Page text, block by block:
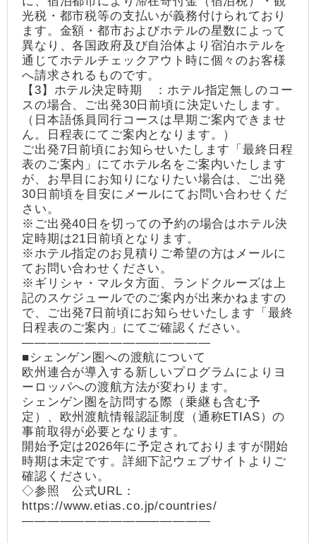
光税・都市税等の支払いが義務付けられており
ます。金額・都市およびホテルの星数によって
異なり、各国政府及び自治体より宿泊ホテルを
通じてホテルチェックアウト時に個々のお客様
へ請求されるものです。
【3】ホテル決定時期 ：ホテル指定無しのコー
スの場合、ご出発30日前頃に決定いたします。
（日本語係員同行コースは早期ご案内できませ
ん。日程表にてご案内となります。）
ご出発7日前頃にお知らせいたします「最終日程
表のご案内」にてホテル名をご案内いたします
が、お早目にお知りになりたい場合は、ご出発
30日前頃を目安にメールにてお問い合わせくだ
さい。
※ご出発40日を切っての予約の場合はホテル決
定時期は21日前頃となります。
※ホテル指定のお見積りご希望の方はメールに
てお問い合わせください。
※ギリシャ・マルタ方面、ランドクルーズは上
記のスケジュールでのご案内が出来かねますの
で、ご出発7日前頃にお知らせいたします「最終
日程表のご案内」にてご確認ください。
―――――――――――――――
■シェンゲン圏への渡航について
欧州連合が導入する新しいプログラムによりヨ
ーロッパへの渡航方法が変わります。
シェンゲン圏を訪問する際（乗継も含む予
定）、欧州渡航情報認証制度（通称ETIAS）の
事前取得が必要となります。
開始予定は2026年に予定されておりますが開始
時期は未定です。詳細下記ウェブサイトよりご
確認ください。
◇参照 公式URL：
https://www.etias.co.jp/countries/
―――――――――――――――